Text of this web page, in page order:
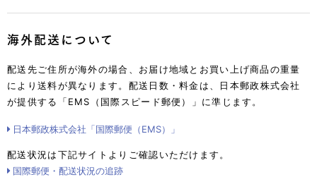
海外配送について
配送先ご住所が海外の場合、お届け地域とお買い上げ商品の重量
により送料が異なります。 配送日数・料金は、日本郵政株式会社
が提供する「EMS（国際スピード郵便）」に準じます。
日本郵政株式会社「国際郵便（EMS）」
配送状況は下記サイトよりご確認いただけます。
国際郵便・配送状況の追跡